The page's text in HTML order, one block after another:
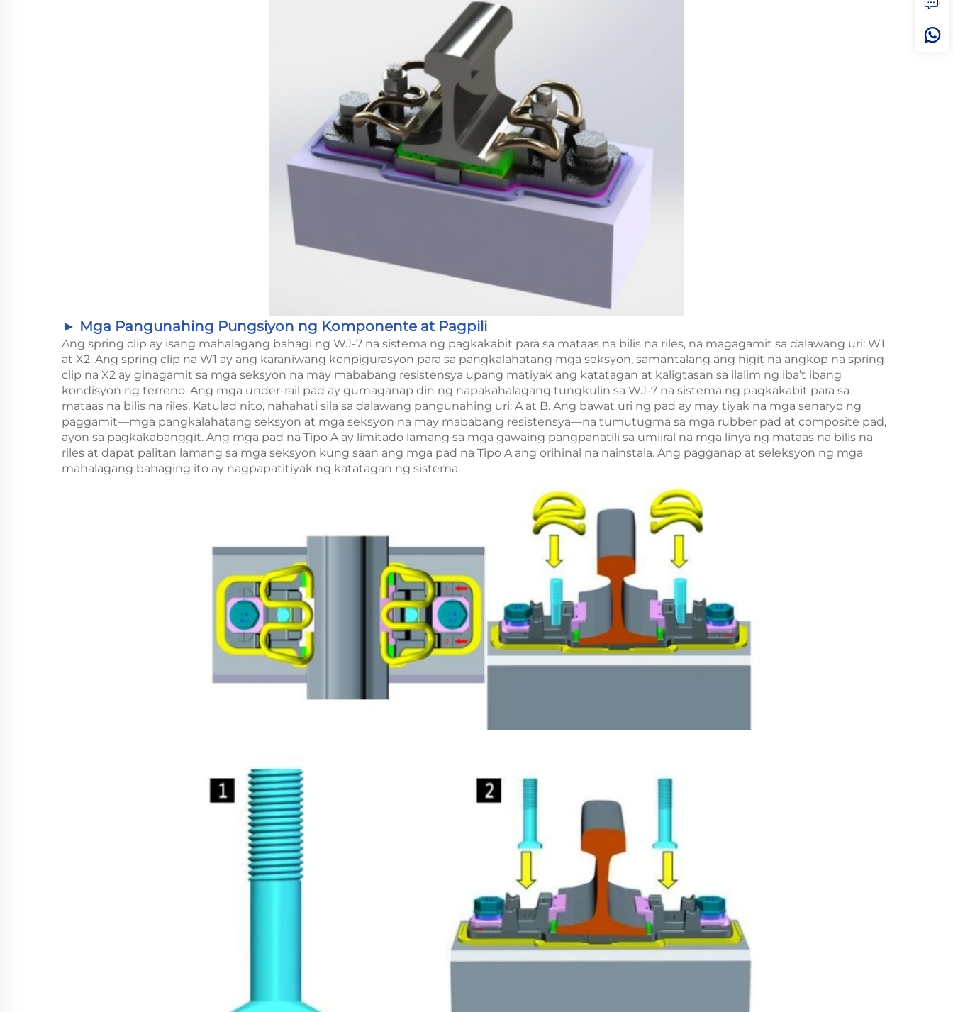
► Mga Pangunahing Pungsiyon ng Komponente at Pagpili
Ang spring clip ay isang mahalagang bahagi ng WJ-7 na sistema ng pagkakabit para sa mataas na bilis na riles, na magagamit sa dalawang uri: W1
at X2. Ang spring clip na W1 ay ang karaniwang konpigurasyon para sa pangkalahatang mga seksyon, samantalang ang higit na angkop na spring
clip na X2 ay ginagamit sa mga seksyon na may mababang resistensya upang matiyak ang katatagan at kaligtasan sa ilalim ng iba’t ibang
kondisyon ng terreno. Ang mga under-rail pad ay gumaganap din ng napakahalagang tungkulin sa WJ-7 na sistema ng pagkakabit para sa
mataas na bilis na riles. Katulad nito, nahahati sila sa dalawang pangunahing uri: A at B. Ang bawat uri ng pad ay may tiyak na mga senaryo ng
paggamit—mga pangkalahatang seksyon at mga seksyon na may mababang resistensya—na tumutugma sa mga rubber pad at composite pad,
ayon sa pagkakabanggit. Ang mga pad na Tipo A ay limitado lamang sa mga gawaing pangpanatili sa umiiral na mga linya ng mataas na bilis na
riles at dapat palitan lamang sa mga seksyon kung saan ang mga pad na Tipo A ang orihinal na nainstala. Ang pagganap at seleksyon ng mga
mahalagang bahaging ito ay nagpapatitiyak ng katatagan ng sistema.